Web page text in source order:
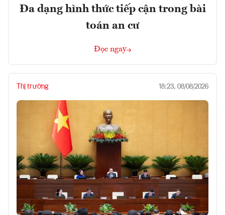
Đa dạng hình thức tiếp cận trong bài
toán an cư
Đọc ngay
Thị trường 18:23, 08/08/2026